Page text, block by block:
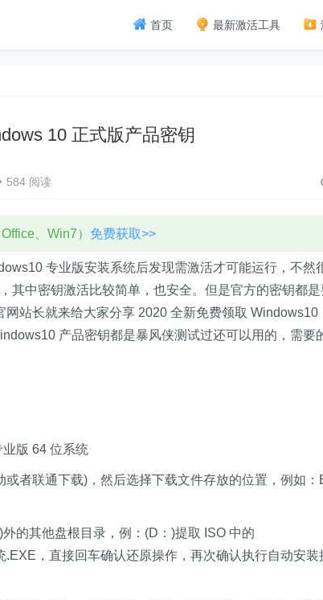
首页 最新激活工具
10 正式版产品密钥
584 阅读
、Win7） 免费获取>>
专业版安装系统后发现需激活才可能运行，不然
其中密钥激活比较简单，也安全。但是官方的密钥都是
站长就来给大家分享 2020 全新免费领取 Windows10
产品密钥都是暴风侠测试过还可以用的，需要
版 64 位系统
者联通下载)，然后选择下载文件存放的位置，例如：
的其他盘根目录，例：(D：)提取 ISO 中的
，直接回车确认还原操作，再次确认执行自动安装